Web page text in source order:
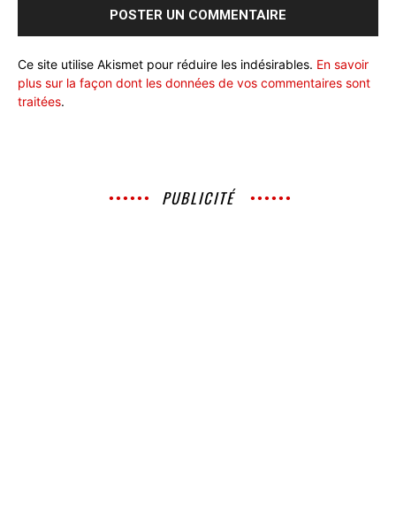
Ce site utilise Akismet pour réduire les indésirables. En savoir
plus sur la façon dont les données de vos commentaires sont
traitées.
PUBLICITÉ